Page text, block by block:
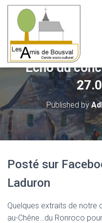
Echo du
Published by
Posté sur
Laduron
Quelques extraits de notre
au-Chêne…du Ronroco